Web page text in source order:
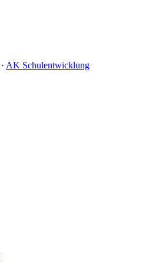
· AK Schulentwicklung